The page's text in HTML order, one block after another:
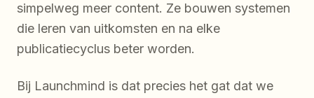
simpelweg meer content. Ze bouwen systemen
die leren van uitkomsten en na elke
publicatiecyclus beter worden.
Bij Launchmind is dat precies het gat dat we